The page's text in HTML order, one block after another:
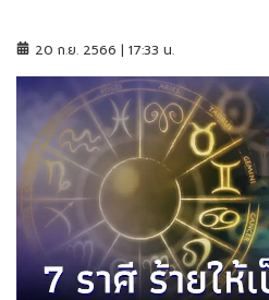
20 ก.ย. 2566 | 17:33 น.